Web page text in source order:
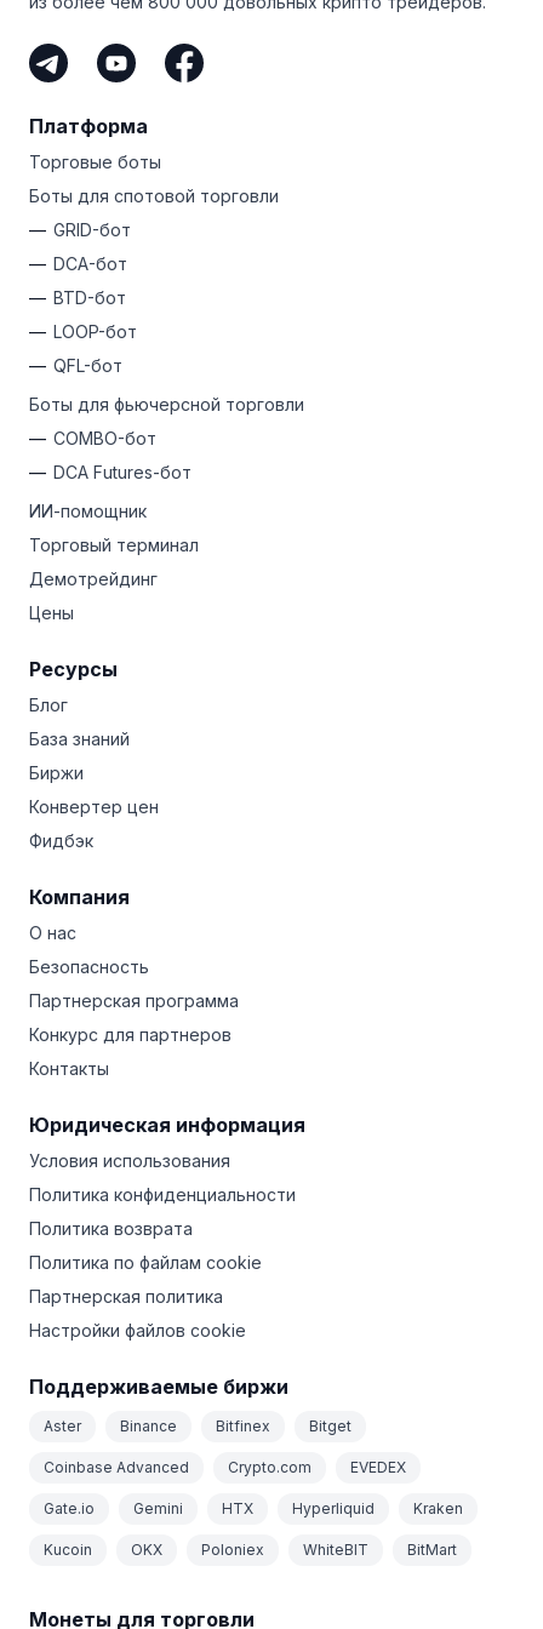
Платформа
Торговые боты
Боты для спотовой торговли
GRID-бот
DCA-бот
BTD-бот
LOOP-бот
QFL-бот
Боты для фьючерсной торговли
COMBO-бот
DCA Futures-бот
ИИ-помощник
Торговый терминал
Демотрейдинг
Цены
Ресурсы
Блог
База знаний
Биржи
Конвертер цен
Фидбэк
Компания
О нас
Безопасность
Партнерская программа
Конкурс для партнеров
Контакты
Юридическая информация
Условия использования
Политика конфиденциальности
Политика возврата
Политика по файлам cookie
Партнерская политика
Настройки файлов cookie
Поддерживаемые биржи
Aster Binance Bitfinex Bitget
Coinbase Advanced Crypto.com EVEDEX
Gate.io Gemini HTX Hyperliquid Kraken
Kucoin OKX Poloniex WhiteBIT BitMart
Монеты для торговли